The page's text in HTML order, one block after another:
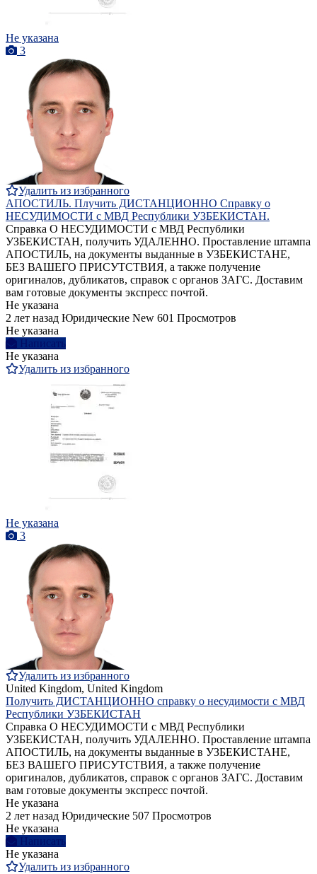
Не указана
3
Удалить из избранного
АПОСТИЛЬ. Плучить ДИСТАНЦИОННО Справку о
НЕСУДИМОСТИ с МВД Республики УЗБЕКИСТАН.
Справка О НЕСУДИМОСТИ с МВД Республики
УЗБЕКИСТАН, получить УДАЛЕННО. Проставление штампа
АПОСТИЛЬ, на документы выданные в УЗБЕКИСТАНЕ,
БЕЗ ВАШЕГО ПРИСУТСТВИЯ, а также получение
оригиналов, дубликатов, справок с органов ЗАГС. Доставим
вам готовые документы экспресс почтой.
Не указана
2 лет назад Юридические New 601 Просмотров
Не указана
Написать
Не указана
Удалить из избранного
Не указана
3
Удалить из избранного
United Kingdom, United Kingdom
Получить ДИСТАНЦИОННО справку о несудимости с МВД
Республики УЗБЕКИСТАН
Справка О НЕСУДИМОСТИ с МВД Республики
УЗБЕКИСТАН, получить УДАЛЕННО. Проставление штампа
АПОСТИЛЬ, на документы выданные в УЗБЕКИСТАНЕ,
БЕЗ ВАШЕГО ПРИСУТСТВИЯ, а также получение
оригиналов, дубликатов, справок с органов ЗАГС. Доставим
вам готовые документы экспресс почтой.
Не указана
2 лет назад Юридические 507 Просмотров
Не указана
Написать
Не указана
Удалить из избранного